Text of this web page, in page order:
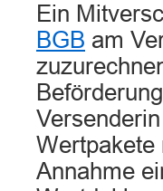
Ein
BGB am
Wertpakete
Annahme